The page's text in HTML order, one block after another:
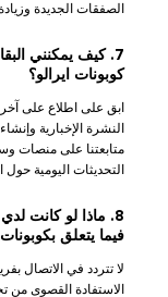
الصفقات الجديدة
7. كيف يمكنني
كوبونات ايرالو؟
ابق على اطلاع على
النشرة الإخبارية
متابعتنا على منصات
التحديثات اليومية
8. ماذا لو كانت
فيما يتعلق
لا تتردد في الاتصال
الاستفادة القصوى من